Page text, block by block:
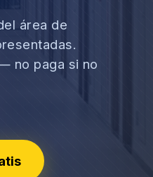
→
área de
no paga si no